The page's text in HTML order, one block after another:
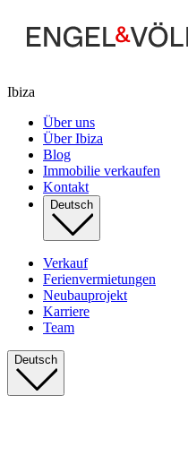
Ibiza
Über uns
Über Ibiza
Blog
Immobilie verkaufen
Kontakt
Deutsch
Verkauf
Ferienvermietungen
Neubauprojekt
Karriere
Team
Deutsch